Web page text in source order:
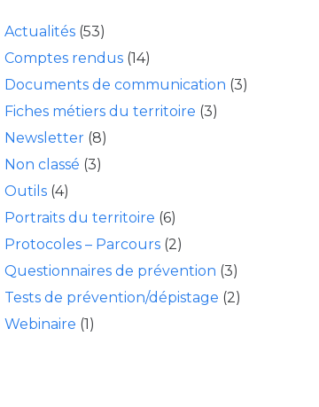
Actualités(53)
Comptes rendus(14)
Documents de communication (3)
Fiches métiers du territoire (3)
Newsletter(8)
Non classé (3)
Outils(4)
Portraits du territoire (6)
Protocoles – Parcours(2)
Questionnaires de prévention (3)
Tests de prévention/dépistage (2)
Webinaire (1)